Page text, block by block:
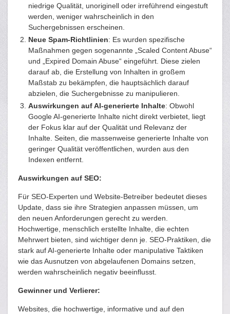
niedrige Qualität, unoriginell oder irreführend eingestuft
werden, weniger wahrscheinlich in den
Suchergebnissen erscheinen​.
Neue Spam-Richtlinien: Es wurden spezifische
Maßnahmen gegen sogenannte „Scaled Content Abuse“
und „Expired Domain Abuse“ eingeführt. Diese zielen
darauf ab, die Erstellung von Inhalten in großem
Maßstab zu bekämpfen, die hauptsächlich darauf
abzielen, die Suchergebnisse zu manipulieren​.
Auswirkungen auf AI-generierte Inhalte: Obwohl
Google AI-generierte Inhalte nicht direkt verbietet, liegt
der Fokus klar auf der Qualität und Relevanz der
Inhalte. Seiten, die massenweise generierte Inhalte von
geringer Qualität veröffentlichen, wurden aus den
Indexen entfernt​.
Auswirkungen auf SEO:
Für SEO-Experten und Website-Betreiber bedeutet dieses
Update, dass sie ihre Strategien anpassen müssen, um
den neuen Anforderungen gerecht zu werden.
Hochwertige, menschlich erstellte Inhalte, die echten
Mehrwert bieten, sind wichtiger denn je. SEO-Praktiken, die
stark auf AI-generierte Inhalte oder manipulative Taktiken
wie das Ausnutzen von abgelaufenen Domains setzen,
werden wahrscheinlich negativ beeinflusst.
Gewinner und Verlierer:
Websites, die hochwertige, informative und auf den